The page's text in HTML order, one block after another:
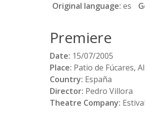
Original language: es
Premiere
Date: 15/07/2005
Place: Patio de Fúcares,
Country: España
Director: Pedro Villora
Theatre Company: